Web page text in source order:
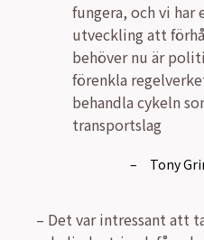
fungera, och vi har
utveckling att
behöver nu är
förenkla
behandla cykeln
transportslag
– Det var intressant att